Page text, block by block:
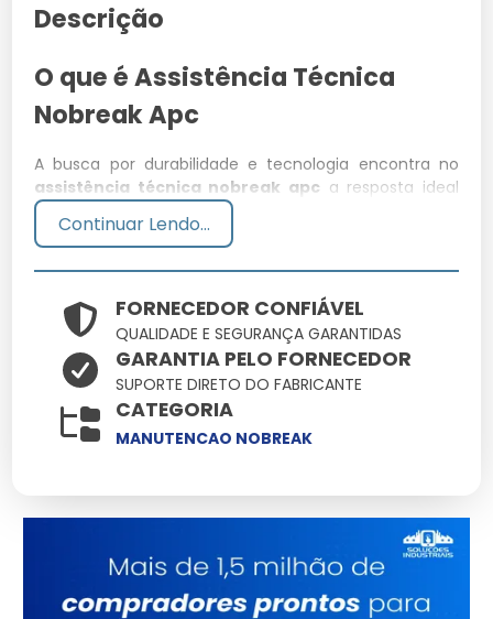
Descrição
O que é Assistência Técnica
Nobreak Apc
A busca por durabilidade e tecnologia encontra no
assistência técnica nobreak apc a resposta ideal
para demandas rigorosas. Aqui você encontra o
suporte técnico necessário para que o uso de
Especificações Técnicas
Atributo
Detalhes
Base Técnica
para uso contínuo
Certificação
rigorosos testes de
qualidade
Aplicação
Design versátil para
múltiplos cenários
Consultoria
Continuar Lendo...
FORNECEDOR CONFIÁVEL
QUALIDADE E SEGURANÇA GARANTIDAS
GARANTIA PELO FORNECEDOR
SUPORTE DIRETO DO FABRICANTE
CATEGORIA
MANUTENCAO NOBREAK